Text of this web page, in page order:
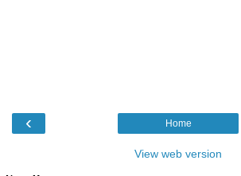
‹ Home
View web version